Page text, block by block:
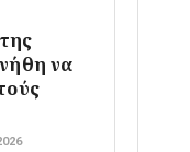
να